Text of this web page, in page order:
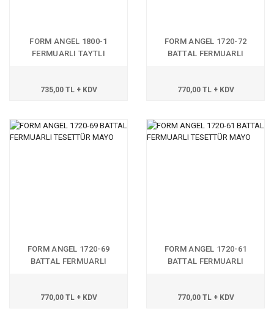
FORM ANGEL 1800-1
FERMUARLI TAYTLI
735,00 TL + KDV
FORM ANGEL 1720-72
BATTAL FERMUARLI
770,00 TL + KDV
FORM ANGEL 1720-69
BATTAL FERMUARLI
770,00 TL + KDV
FORM ANGEL 1720-61
BATTAL FERMUARLI
770,00 TL + KDV